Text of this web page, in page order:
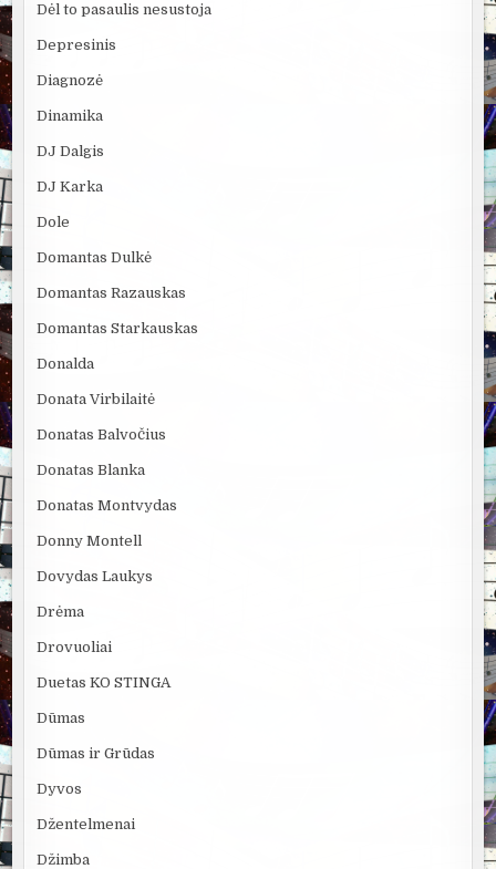
Dėl to pasaulis nesustoja
Depresinis
Diagnozė
Dinamika
DJ Dalgis
DJ Karka
Dole
Domantas Dulkė
Domantas Razauskas
Domantas Starkauskas
Donalda
Donata Virbilaitė
Donatas Balvočius
Donatas Blanka
Donatas Montvydas
Donny Montell
Dovydas Laukys
Drėma
Drovuoliai
Duetas KO STINGA
Dūmas
Dūmas ir Grūdas
Dyvos
Džentelmenai
Džimba